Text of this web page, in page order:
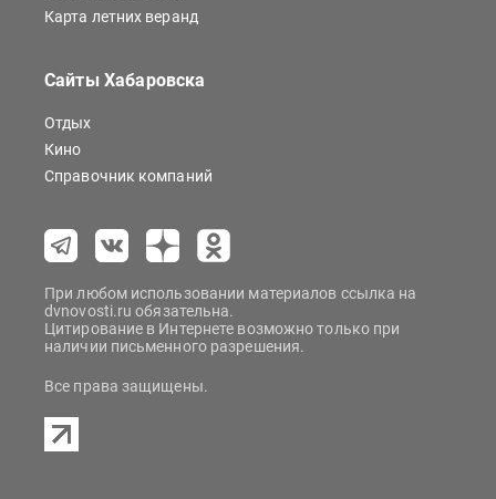
Карта летних веранд
Сайты Хабаровска
Отдых
Кино
Справочник компаний
При любом использовании материалов ссылка на
dvnovosti.ru обязательна.
Цитирование в Интернете возможно только при
наличии письменного разрешения.
Все права защищены.